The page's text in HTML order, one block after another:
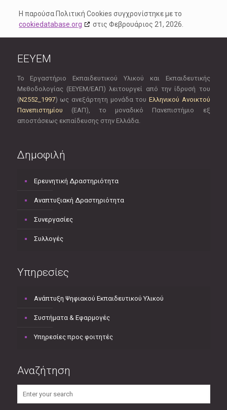
Η παρούσα Πολιτική Cookies συγχρονίστηκε με το
cookiedatabase.org
στις Φεβρουάριος 21, 2026.
EEYEM
Το Εργαστήριο Εκπαιδευτικού Υλικού και Εκπαιδευτικής
Μεθοδολογίας (ΕΕΥΕΜ/ΕΑΠ) λειτουργεί από την ίδρυσή του
(Ν2552_1997) ως ανεξάρτητη μονάδα του Ελληνικού Ανοικτού
Πανεπιστημίου (ΕΑΠ), το μοναδικό Πανεπιστήμιο εξ
αποστάσεως εκπαίδευσης στην Ελλάδα.
Δημοφιλή
Ερευνητική Δραστηριότητα
Αναπτυξιακή Δραστηριότητα
Συνεργασίες
Συλλογές
Υπηρεσίες
Ανάπτυξη Ψηφιακού Εκπαιδευτικού Υλικού
Συστήματα & Εφαρμογές
Υπηρεσίες προς φοιτητές
Αναζήτηση